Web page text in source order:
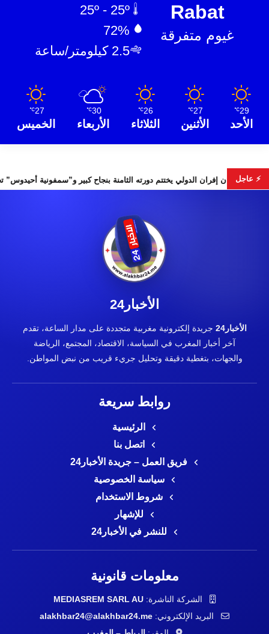
Rabat
غيوم متفرقة
72%
2.5 كيلومتر/ساعة
29
℃
الأحد
27
℃
الأثنين
26
℃
الثلاثاء
30
℃
الأربعاء
27
℃
الخميس
⚡ عاجل
الأمن مهرجان إفران الدولي يختتم دورته الثامنة بنجاح كبير
الأخبار24
الأخبار24
جريدة إلكترونية مغربية متجددة على مدار الساعة، تقدم
آخر أخبار المغرب في السياسة، الاقتصاد، المجتمع، الرياضة
والجهات، بتغطية دقيقة وتحليل جريء قريب من نبض المواطن.
روابط سريعة
الرئيسية
اتصل بنا
فريق العمل – جريدة الأخبار24
سياسة الخصوصية
شروط الاستخدام
للإشهار
للنشر في الأخبار24
معلومات قانونية
الشركة الناشرة:MEDIASREM SARL AU
البريد الإلكتروني: alakhbar24@alakhbar24.me